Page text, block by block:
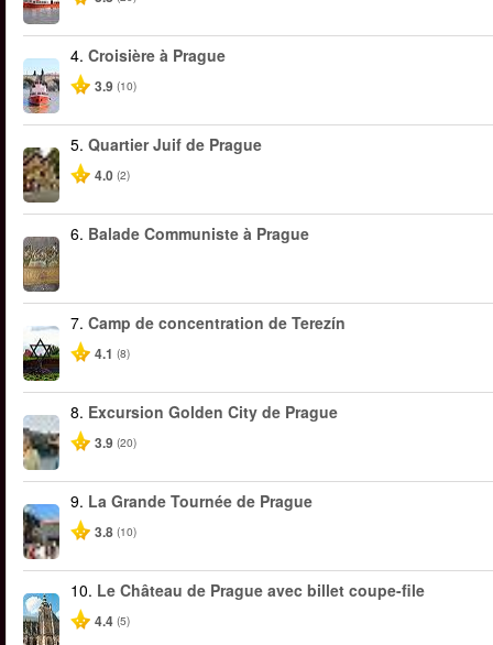
4. Croisière à Prague
3.9 (10)
5. Quartier Juif de Prague
4.0 (2)
6. Balade Communiste à Prague
7. Camp de concentration de Terezín
4.1 (8)
8. Excursion Golden City de Prague
3.9 (20)
9. La Grande Tournée de Prague
3.8 (10)
10. Le Château de Prague avec billet coupe-file
4.4 (5)